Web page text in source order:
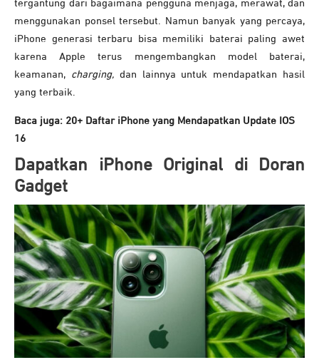
tergantung dari bagaimana pengguna menjaga, merawat, dan
menggunakan ponsel tersebut. Namun banyak yang percaya,
iPhone generasi terbaru bisa memiliki baterai paling awet
karena Apple terus mengembangkan model baterai,
keamanan, charging,dan lainnya untuk mendapatkan hasil
yang terbaik.
Baca juga: 20+ Daftar iPhone yang Mendapatkan Update IOS
16
Dapatkan iPhone Original di Doran
Gadget